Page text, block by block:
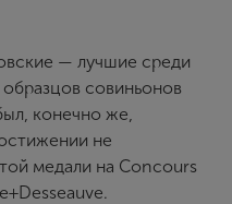
— лучшие среди
совиньонов
конечно же,
не
медали на Concours